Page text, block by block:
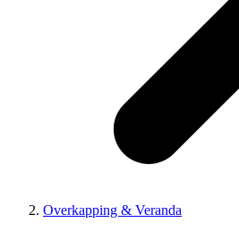
Overkapping & Veranda